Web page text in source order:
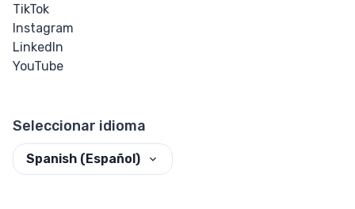
Trasladar
HTML
Entrada
TikTok
Instagram
LinkedIn
YouTube
Seleccionar idioma
Spanish (Español)